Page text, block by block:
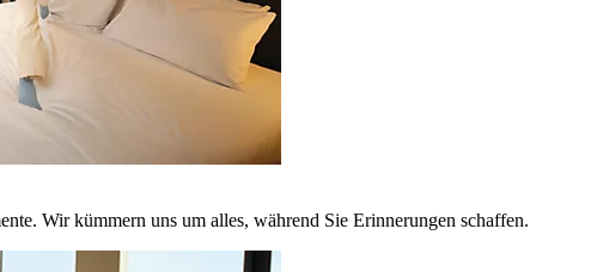
Wir kümmern uns um alles, während Sie Erinnerungen schaffen.